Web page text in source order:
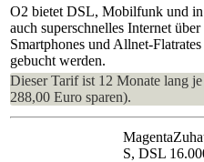
O2 bietet DSL, Mobilfunk und
auch superschnelles Internet
Smartphones und Allnet-
gebucht werden.
Dieser Tarif ist 12 Monate lang
288,00 Euro sparen).
S, DSL